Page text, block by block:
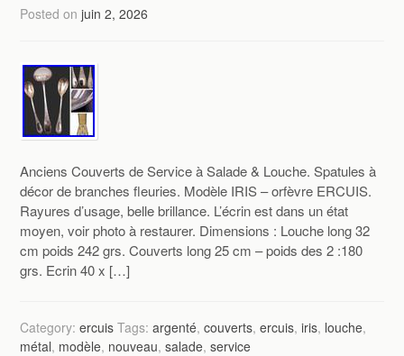
Posted onjuin 2, 2026
Anciens Couverts de Service à Salade & Louche. Spatules à
décor de branches fleuries. Modèle IRIS – orfèvre ERCUIS.
Rayures d’usage, belle brillance. L’écrin est dans un état
moyen, voir photo à restaurer. Dimensions : Louche long 32
cm poids 242 grs. Couverts long 25 cm – poids des 2 :180
grs. Ecrin 40 x […]
Category:ercuis Tags:argenté,couverts,ercuis,iris, louche,
métal, modèle, nouveau,salade,service